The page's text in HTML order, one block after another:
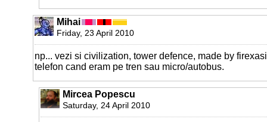
Mihai
Friday, 23 April 2010
np... vezi si civilization, tower defence, made by
telefon cand eram pe tren sau micro/autobus.
Mircea Popescu
Saturday, 24 April 2010